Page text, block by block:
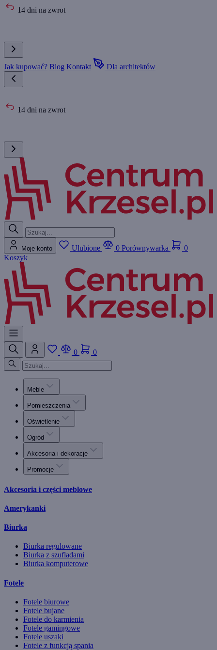
14 dni na zwrot
Jak kupować? Blog Kontakt Dla architektów
14 dni na zwrot
Moje konto Ulubione 0 Porównywarka
0
Koszyk
0 0
Meble
Pomieszczenia
Oświetlenie
Ogród
Akcesoria i dekoracje
Promocje
Akcesoria i części meblowe
Amerykanki
Biurka
Biurka regulowane
Biurka z szufladami
Biurka komputerowe
Fotele
Fotele biurowe
Fotele bujane
Fotele do karmienia
Fotele gamingowe
Fotele uszaki
Fotele z funkcją spania